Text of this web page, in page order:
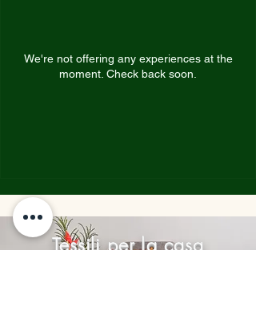
We're not offering any experiences at the
moment. Check back soon.
Tessili per la casa